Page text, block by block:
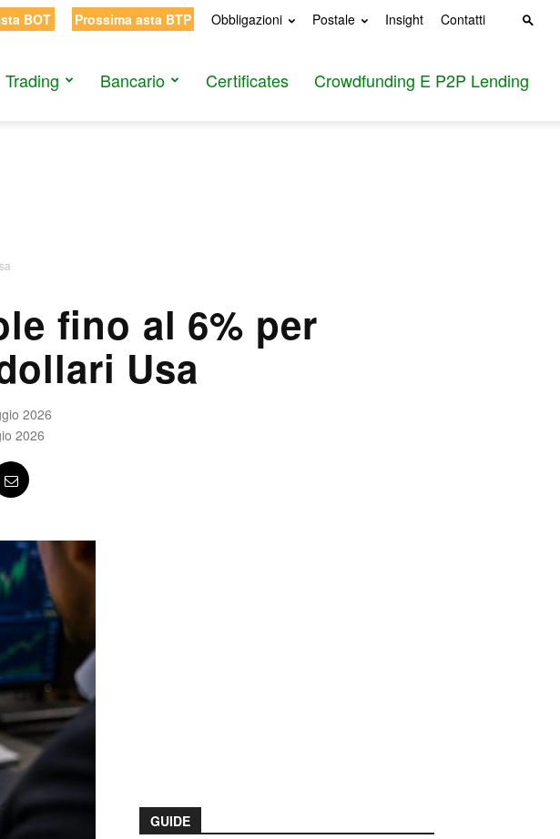
BOT Prossima asta BTP Obbligazioni Postale Insight Contatti
Trading Bancario Certificates Crowdfunding E P2P Lending
fino al 6% per
Usa
2026
2026
GUIDE